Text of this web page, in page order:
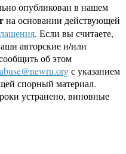
опубликован в нашем
на основании действующей
. Если вы считаете,
авторские и/или
об этом
abuse@newru.orgс указанием
спорный материал.
устранено, виновные